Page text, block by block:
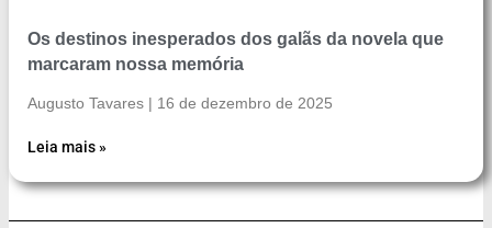
Os destinos inesperados dos galãs da novela que
marcaram nossa memória
Augusto Tavares 16 de dezembro de 2025
Leia mais »